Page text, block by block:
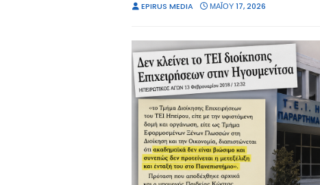
EPIRUS MEDIA ΜΑΪ́ΟΥ 17, 2026